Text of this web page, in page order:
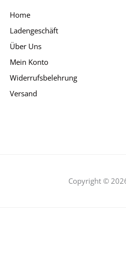
Home
Ladengeschäft
Über Uns
Mein Konto
Widerrufsbelehrung
Versand
Copyright ©